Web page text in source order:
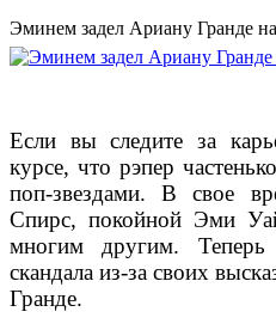
Эминем задел Ариану Гранде
Если вы следите за
курсе, что рэпер
поп-звездами. В свое
Спирс, покойной Эми
многим другим.
скандала из-за своих
Гранде.